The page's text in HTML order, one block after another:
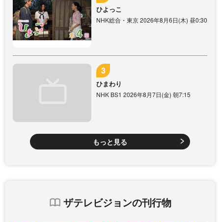
ひよっこ
NHK総合・東京 2026年8月6日(木) 昼0:30
ひまわり
NHK BS1 2026年8月7日(金) 朝7:15
もっと見る
ザテレビジョンの刊行物